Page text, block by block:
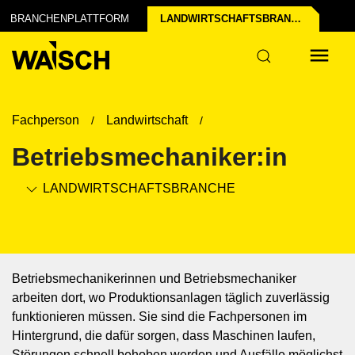
BRANCHENPLATTFORM LANDWIRTSCHAFTS­BRANCHE
Fachperson Landwirtschaft
Betriebsmechaniker:in
LANDWIRTSCHAFTS­BRANCHE
Betriebsmechanikerinnen und Betriebsmechaniker
arbeiten dort, wo Produktionsanlagen täglich zuverlässig
funktionieren müssen. Sie sind die Fachpersonen im
Hintergrund, die dafür sorgen, dass Maschinen laufen,